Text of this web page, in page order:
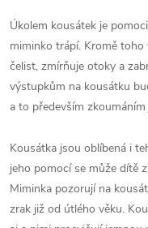
Úkolem kousátek je
miminko trápí. Kromě
čelist, zmírňuje otoky a
výstupkům na kousátku
a to především
Kousátka jsou oblíbená i
jeho pomocí se může dítě
Miminka pozorují na
zrak již od útlého věku.